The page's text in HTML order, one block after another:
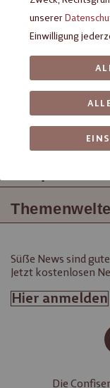
Süße News sind
Jetzt kostenlosen
Hier anmelden
Die
unserer
Einwilligung